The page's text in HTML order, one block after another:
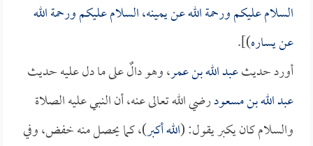
السلام عليكم ورحمة الله عن يمينه، السلام عليكم ورحمة الله
عن يساره)].
أورد حديثعبد الله بن عمر، وهو دالٌ على ما دل عليه حديث
عبد الله بن مسعودرضي الله تعالى عنه، أن النبي عليه الصلاة
والسلام كان يكبر يقول: (الله أكبر)، كما يحصل منه خفض، وفي